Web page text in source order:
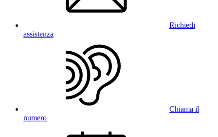
Richiedi
assistenza
Chiama il
numero